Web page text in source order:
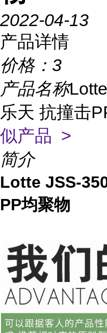
2022-04-13
产品详情
价格： 3
产品名称
乐天 抗撞击
似产品 >
简介
Lotte JSS-
PP均聚物